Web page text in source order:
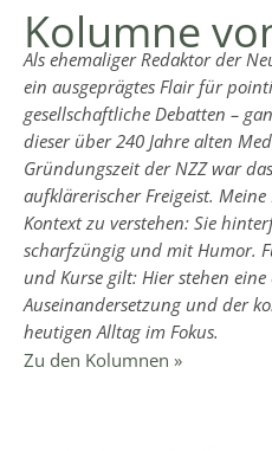
Kolumne
Als ehemaliger Redaktor der
ein ausgeprägtes Flair für
gesellschaftliche Debatten –
dieser über 240 Jahre alten
Gründungszeit der NZZ war
aufklärerischer Freigeist.
Kontext zu verstehen: Sie
scharfzüngig und mit Humor.
und Kurse gilt: Hier stehen
Auseinandersetzung und der
heutigen Alltag im Fokus.
Zu den Kolumnen »